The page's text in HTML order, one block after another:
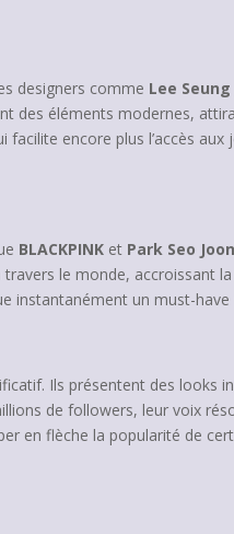
designers comme Lee Seung
des éléments modernes,
encore plus l’accès
BLACKPINK et Park Seo Joon
le monde, accroissant
instantanément un must-have
Ils présentent des looks
de followers, leur voix
en flèche la popularité de